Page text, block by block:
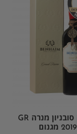
קברנה סובניון מנרה GR
2019 מגנום